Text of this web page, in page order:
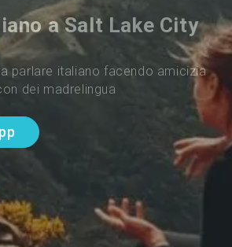
a Salt Lake City
parlare italiano facendo amicizia
dei madrelingua